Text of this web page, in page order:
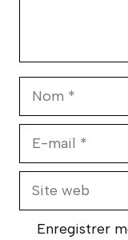
Enregistrer